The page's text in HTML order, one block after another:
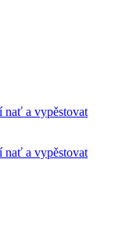
nať a vypěstovat
nať a vypěstovat